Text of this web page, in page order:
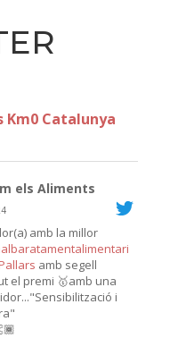
Km0 Catalunya
els Aliments
amb la millor
amb segell
el premi 🥇amb una
i